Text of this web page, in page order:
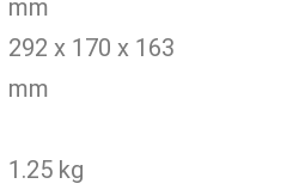
mm
292 x 170 x 163
mm
1.25 kg